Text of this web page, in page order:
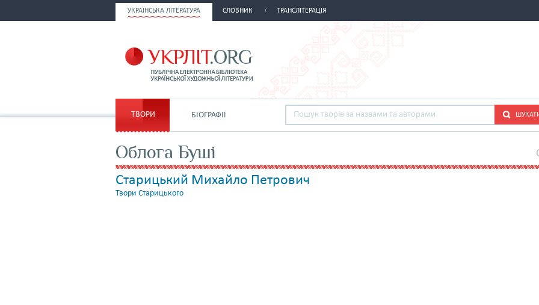
УКРАЇНСЬКА ЛІТЕРАТУРА СЛОВНИК ТРАНСЛІТЕРАЦІЯ
ТВОРИ БІОГРАФІЇ
Облога Буші
Старицький Михайло Петрович
Твори Старицького